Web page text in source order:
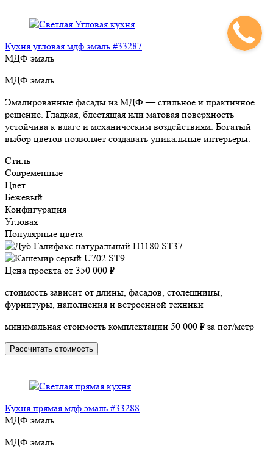
Кухня угловая мдф эмаль #33287
МДФ эмаль
МДФ эмаль
Эмалированные фасады из МДФ — стильное и практичное
решение. Гладкая, блестящая или матовая поверхность
устойчива к влаге и механическим воздействиям. Богатый
выбор цветов позволяет создавать уникальные интерьеры.
Стиль
Современные
Цвет
Бежевый
Конфигурация
Угловая
Популярные цвета
Цена проекта от 350 000 ₽
стоимость зависит от длины, фасадов, столешницы,
фурнитуры, наполнения и встроенной техники
минимальная стоимость комплектации 50 000 ₽ за пог/метр
Рассчитать стоимость
Кухня прямая мдф эмаль #33288
МДФ эмаль
МДФ эмаль